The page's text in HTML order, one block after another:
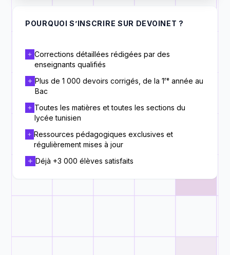
POURQUOI S’INSCRIRE SUR DEVOINET ?
Corrections détaillées rédigées par des
enseignants qualifiés
Plus de 1 000 devoirs corrigés, de la 1ʳᵉ année au
Bac
Toutes les matières et toutes les sections du
lycée tunisien
Ressources pédagogiques exclusives et
régulièrement mises à jour
Déjà +3 000 élèves satisfaits